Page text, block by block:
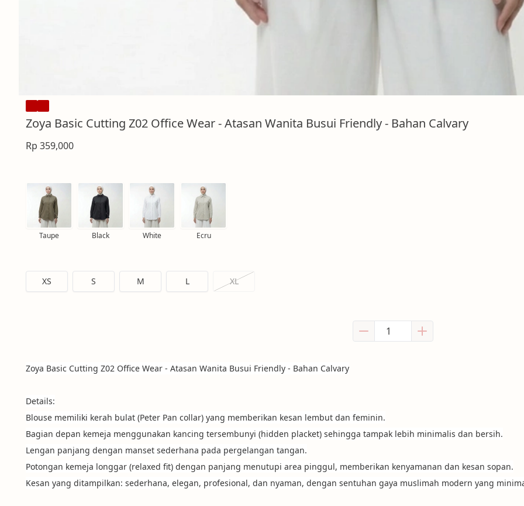
Zoya Basic Cutting Z02 Office Wear - Atasan Wanita Busui Friendly - Bahan Calvary
Rp 359,000
Taupe Black White Ecru
XS S M L XL
Zoya Basic Cutting Z02 Office Wear - Atasan Wanita Busui Friendly - Bahan Calvary
Details:
Blouse memiliki kerah bulat (Peter Pan collar) yang memberikan kesan lembut dan feminin.
Bagian depan kemeja menggunakan kancing tersembunyi (hidden placket) sehingga tampak lebih minimalis dan bersih.
Lengan panjang dengan manset sederhana pada pergelangan tangan.
Potongan kemeja longgar (relaxed fit) dengan panjang menutupi area pinggul, memberikan kenyamanan dan kesan sopan.
Kesan yang ditampilkan: sederhana, elegan, profesional, dan nyaman, dengan sentuhan gaya muslimah modern yang